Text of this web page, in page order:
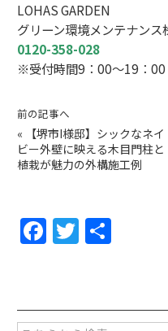
LOHAS GARDEN
グリーン環境メンテナンス
0120-358-028
※受付時間9：00～19：00
前の記事へ
«
【堺市I様邸】シックなネイ
ビー外壁に映える木目門柱と
植栽が魅力の外構施工例
F
e
T
er